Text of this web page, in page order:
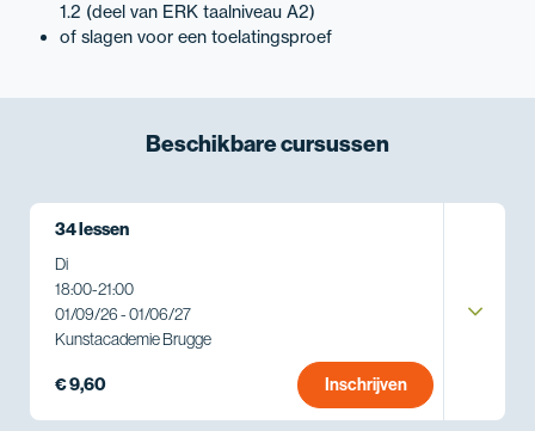
1.2 (deel van ERK taalniveau A2)
of slagen voor een toelatingsproef
Beschikbarecursussen
34 lessen
Di
18:00-21:00
01/09/26 - 01/06/27
Kunstacademie Brugge
€ 9,60 Inschrijven